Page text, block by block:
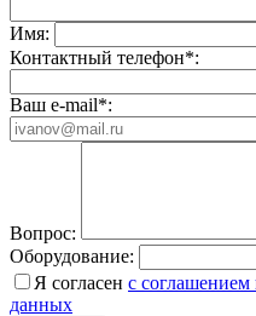
Имя:
Контактный телефон*:
Ваш e-mail*:
Вопрос:
Оборудование:
Я согласен с соглашением
данных